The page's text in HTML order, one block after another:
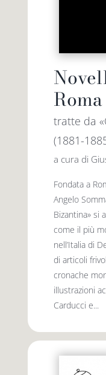
tratte da
(1881-
a cura di
Fondata a
Angelo
Bizantina» si
come il più
nell’Italia di
di articoli
cronache
illustrazioni
Carducci e...